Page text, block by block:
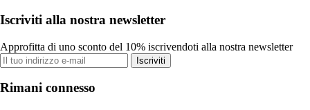
Iscriviti alla nostra newsletter
Approfitta di uno sconto del 10% iscrivendoti alla nostra newsletter
Iscriviti
Rimani connesso